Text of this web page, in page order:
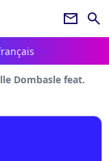
newsletter search
Dombasle feat.